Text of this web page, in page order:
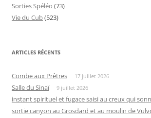
Sorties Spéléo (73)
Vie du Cub(523)
ARTICLES RÉCENTS
Combe aux Prêtres 17 juillet 2026
Salle du Sinaï 9 juillet 2026
instant spirituel et fugace saisi au creux qui
sortie canyon au Grosdard et au moulin de